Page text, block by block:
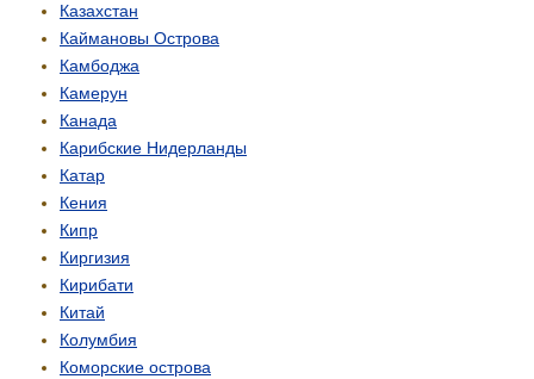
Казахстан
Каймановы Острова
Камбоджа
Камерун
Канада
Карибские Нидерланды
Катар
Кения
Кипр
Киргизия
Кирибати
Китай
Колумбия
Коморские острова